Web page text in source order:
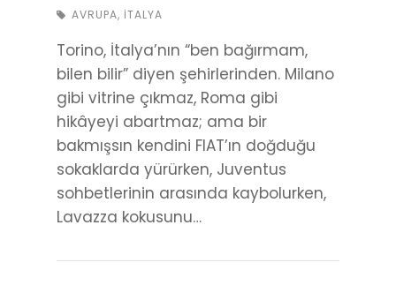
AVRUPA, İTALYA
Torino, İtalya’nın “ben bağırmam,
bilen bilir” diyen şehirlerinden. Milano
gibi vitrine çıkmaz, Roma gibi
hikâyeyi abartmaz; ama bir
bakmışsın kendini FIAT’ın doğduğu
sokaklarda yürürken, Juventus
sohbetlerinin arasında kaybolurken,
Lavazza kokusunu…